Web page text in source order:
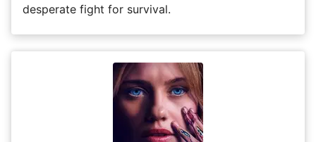
desperate fight for survival.